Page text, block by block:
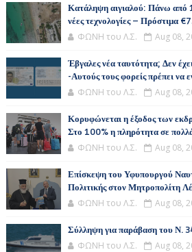
Κατάληψη αιγιαλού: Πάνω από
νέες τεχνολογίες – Πρόστιμα
ΦΩΝΗ του Λ.Σ. Aug 08,
Έβγαλες νέα ταυτότητα; Δεν
-Αυτούς τους φορείς πρέπει να
ΦΩΝΗ του Λ.Σ. Aug 08,
Κορυφώνεται η έξοδος των
Στο 100% η πληρότητα σε
ΦΩΝΗ του Λ.Σ. Aug 08,
Επίσκεψη του Υφυπουργού
Πολιτικής στον Μητροπολίτη
ΦΩΝΗ του Λ.Σ. Aug 08,
Σύλληψη για παράβαση του Ν.
ΦΩΝΗ του Λ.Σ. Aug 08,